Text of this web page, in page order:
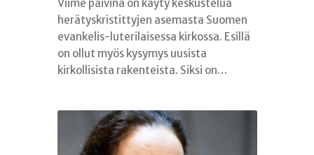
Viime päivinä on käyty keskustelua
herätyskristittyjen asemasta Suomen
evankelis-luterilaisessa kirkossa. Esillä
on ollut myös kysymys uusista
kirkollisista rakenteista. Siksi on…